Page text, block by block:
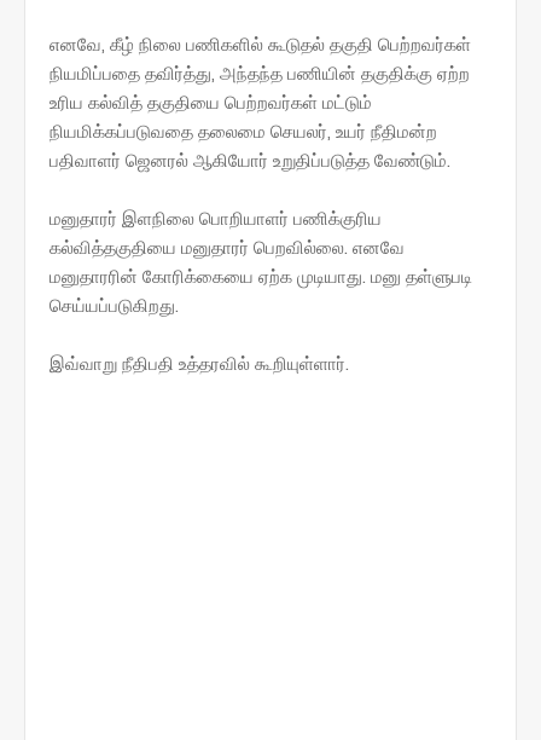
எனவே, கீழ் நிலை பணிகளில் கூடுதல் தகுதி பெற்றவர்கள்
நியமிப்பதை தவிர்த்து, அந்தந்த பணியின் தகுதிக்கு ஏற்ற
உரிய கல்வித் தகுதியை பெற்றவர்கள் மட்டும்
நியமிக்கப்படுவதை தலைமை செயலர், உயர் நீதிமன்ற
பதிவாளர் ஜெனரல் ஆகியோர் உறுதிப்படுத்த வேண்டும்.
மனுதாரர் இளநிலை பொறியாளர் பணிக்குரிய
கல்வித்தகுதியை மனுதாரர் பெறவில்லை. எனவே
மனுதாரரின் கோரிக்கையை ஏற்க முடியாது. மனு தள்ளுபடி
செய்யப்படுகிறது.
இவ்வாறு நீதிபதி உத்தரவில் கூறியுள்ளார்.